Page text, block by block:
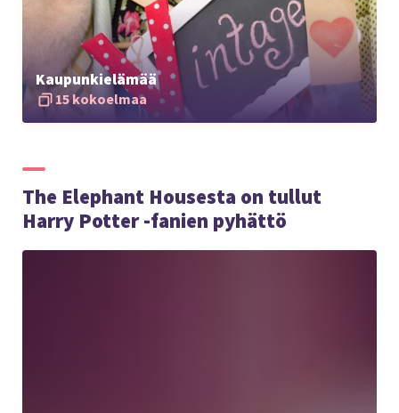
Kaupunkielämää
15 kokoelmaa
The Elephant Housesta on tullut
Harry Potter -fanien pyhättö